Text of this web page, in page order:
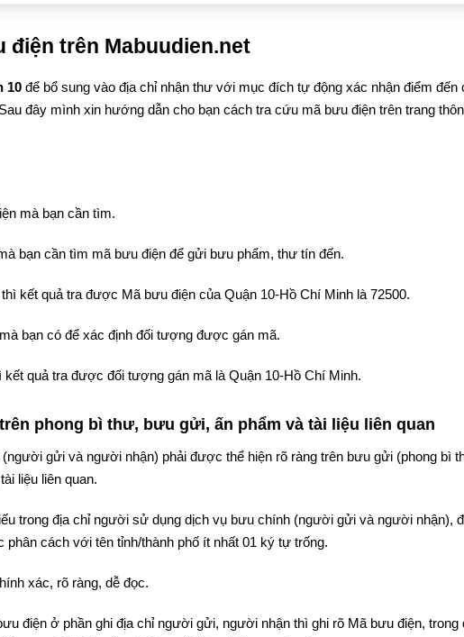
trên Mabuudien.net
10 để bổ sung vào địa chỉ nhận thư với mục đích tự động xác nhận điểm đến
đây mình xin hướng dẫn cho bạn cách tra cứu mã bưu điện trên trang
mà bạn cần tìm.
bạn cần tìm mã bưu điện để gửi bưu phẩm, thư tín đến.
kết quả tra được Mã bưu điện của Quận 10-Hồ Chí Minh là 72500.
bạn có để xác định đối tượng được gán mã.
quả tra được đối tượng gán mã là Quận 10-Hồ Chí Minh.
phong bì thư, bưu gửi, ấn phẩm và tài liệu liên quan
gửi và người nhận) phải được thể hiện rõ ràng trên bưu gửi (phong bì
liệu liên quan.
trong địa chỉ người sử dụng dịch vụ bưu chính (người gửi và người nhận),
cách với tên tỉnh/thành phố ít nhất 01 ký tự trống.
xác, rõ ràng, dễ đọc.
điện ở phần ghi địa chỉ người gửi, người nhận thì ghi rõ Mã bưu điện, trong